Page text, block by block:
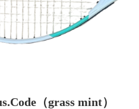
（grass mint）